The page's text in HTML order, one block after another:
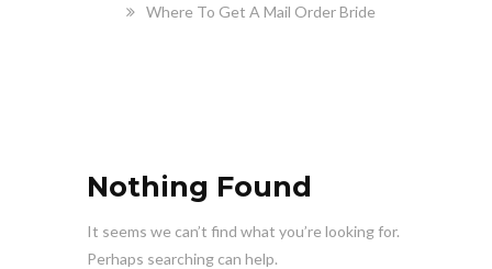
Where To Get A Mail Order Bride
Nothing Found
It seems we can’t find what you’re looking for.
Perhaps searching can help.